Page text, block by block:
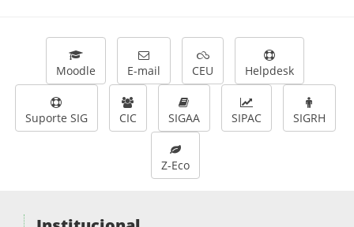
Moodle E-mail CEU Helpdesk
Suporte SIG CIC SIGAA SIPAC SIGRH
Z-Eco